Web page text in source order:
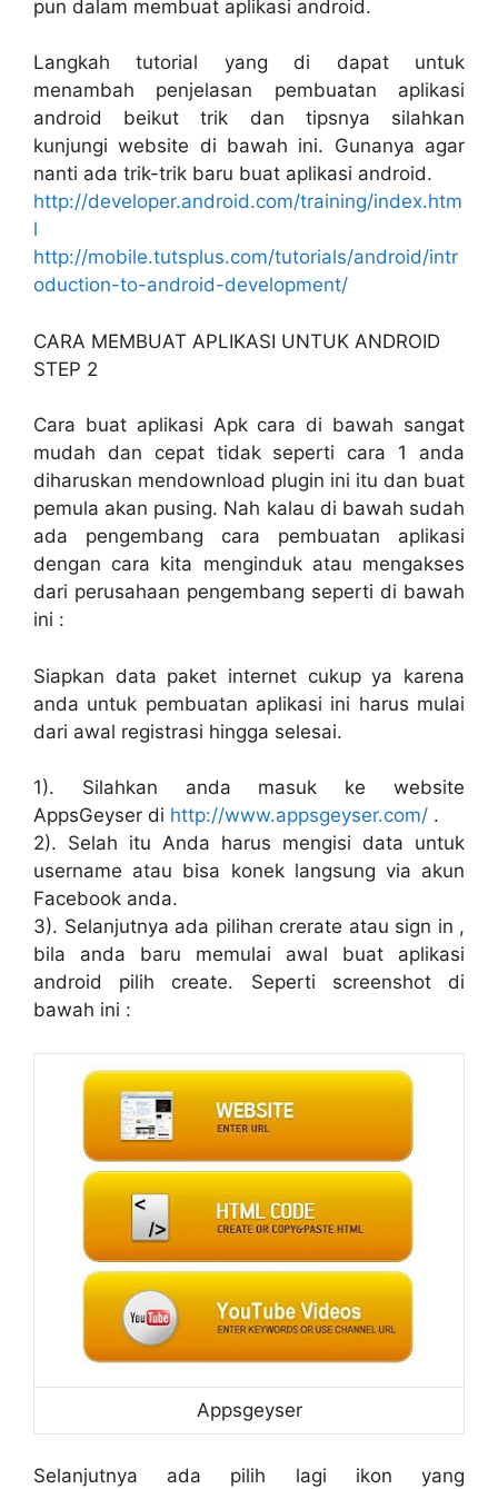
pun dalam membuat aplikasi android.
Langkah tutorial yang di dapat untuk
menambah penjelasan pembuatan aplikasi
android beikut trik dan tipsnya silahkan
kunjungi website di bawah ini. Gunanya agar
nanti ada trik-trik baru buat aplikasi android.
http://developer.android.com/training/index.htm
l
http://mobile.tutsplus.com/tutorials/android/intr
oduction-to-android-development/
CARA MEMBUAT APLIKASI UNTUK ANDROID
STEP 2
Cara buat aplikasi Apk cara di bawah sangat
mudah dan cepat tidak seperti cara 1 anda
diharuskan mendownload plugin ini itu dan buat
pemula akan pusing. Nah kalau di bawah sudah
ada pengembang cara pembuatan aplikasi
dengan cara kita menginduk atau mengakses
dari perusahaan pengembang seperti di bawah
ini :
Siapkan data paket internet cukup ya karena
anda untuk pembuatan aplikasi ini harus mulai
dari awal registrasi hingga selesai.
1). Silahkan anda masuk ke website
AppsGeyser di http://www.appsgeyser.com/ .
2). Selah itu Anda harus mengisi data untuk
username atau bisa konek langsung via akun
Facebook anda.
3). Selanjutnya ada pilihan crerate atau sign in ,
bila anda baru memulai awal buat aplikasi
android pilih create. Seperti screenshot di
bawah ini :
Appsgeyser
Selanjutnya ada pilih lagi ikon yang